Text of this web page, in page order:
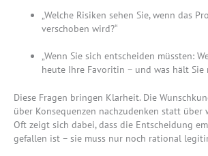
„Welche Risiken sehen Sie, wenn das
verschoben wird?“
„Wenn Sie sich entscheiden müssten:
heute Ihre Favoritin – und was hält Sie
Diese Fragen bringen Klarheit. Die
über Konsequenzen nachzudenken statt über
Oft zeigt sich dabei, dass die Entscheidung
gefallen ist – sie muss nur noch rational